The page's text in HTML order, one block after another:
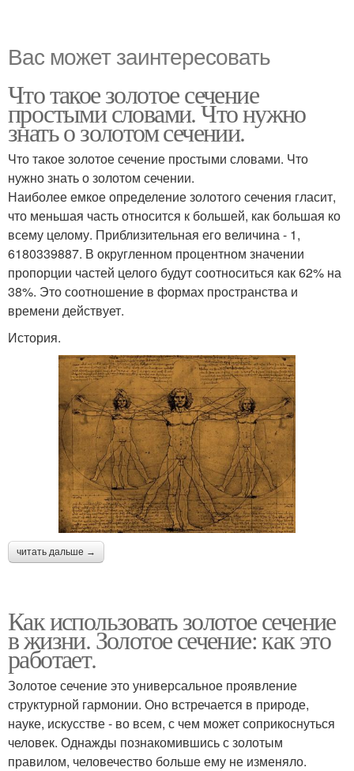
Вас может заинтересовать
Что такое золотое сечение
простыми словами. Что нужно
знать о золотом сечении.
Что такое золотое сечение простыми словами. Что
нужно знать о золотом сечении.
Наиболее емкое определение золотого сечения гласит,
что меньшая часть относится к большей, как большая ко
всему целому. Приблизительная его величина - 1,
6180339887. В округленном процентном значении
пропорции частей целого будут соотноситься как 62% на
38%. Это соотношение в формах пространства и
времени действует.
История.
читать дальше →
Как использовать золотое сечение
в жизни. Золотое сечение: как это
работает.
Золотое сечение это универсальное проявление
структурной гармонии. Оно встречается в природе,
науке, искусстве - во всем, с чем может соприкоснуться
человек. Однажды познакомившись с золотым
правилом, человечество больше ему не изменяло.